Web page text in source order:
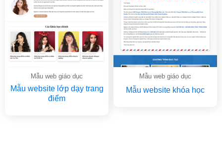
Mẫu web giáo dục
Mẫu website lớp dạy trang
điểm
Mẫu web giáo dục
Mẫu website khóa học